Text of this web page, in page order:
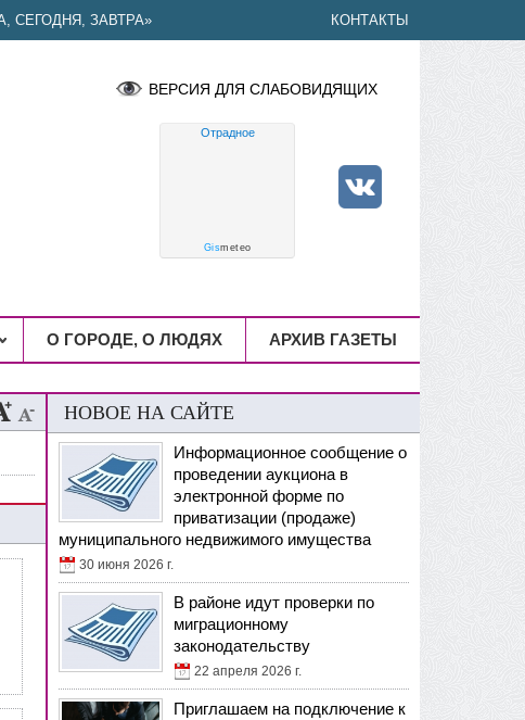
СЕГОДНЯ, ЗАВТРА» КОНТАКТЫ
ВЕРСИЯ ДЛЯ СЛАБОВИДЯЩИХ
Отрадное
Gismeteo
О ГОРОДЕ, О ЛЮДЯХ АРХИВ ГАЗЕТЫ
НОВОЕ НА САЙТЕ
Информационное сообщение о
проведении аукциона в
электронной форме по
приватизации (продаже)
муниципального недвижимого имущества
30 июня 2026 г.
В районе идут проверки по
миграционному
законодательству
22 апреля 2026 г.
Приглашаем на подключение к